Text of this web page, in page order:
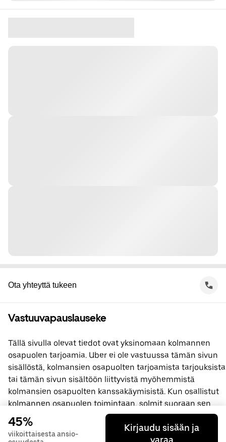
Ota yhteyttä tukeen
Vastuuvapauslauseke
Tällä sivulla olevat tiedot ovat yksinomaan kolmannen
osapuolen tarjoamia. Uber ei ole vastuussa tämän sivun
sisällöstä, kolmansien osapuolten tarjoamista tarjouksista
tai tämän sivun sisältöön liittyvistä myöhemmistä
kolmansien osapuolten kanssakäymisistä. Kun osallistut
kolmannen osapuolen toimintaan, solmit suoraan sen
kanssa sopimuksen, jossa Uber ei ole osapuolena. Jos
sinulla on kysyttävää, ota yhteyttä suoraan kolmanteen
osapuoleen.
45%
viikoittaisesta ansio-
Kirjaudu sisään ja
varaa